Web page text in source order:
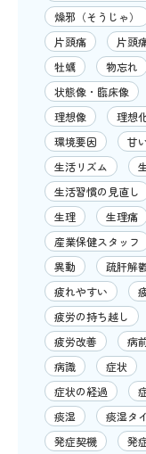
燥邪（そうじゃ）
片頭痛
片頭
牡蠣
物忘れ
状態像・臨床像
理想像
理想
環境要因
甘
生活リズム
生活習慣の見直し
生理
生理痛
産業保健スタッフ
異動
疏肝解
疲れやすい
疲労の持ち越し
疲労改善
病
病識
症状
症状の経過
痰湿
痰湿タ
発症契機
発